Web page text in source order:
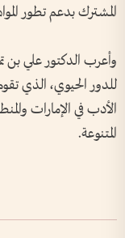
المشترك بدعم تطور
وأعرب الدكتور علي بن
للدور الحيوي، الذي
الأدب في الإمارات
المتنوعة.